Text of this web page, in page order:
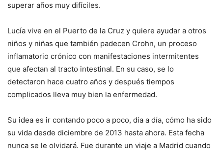
superar años muy difíciles.
Lucía vive en el Puerto de la Cruz y quiere ayudar a otros
niños y niñas que también padecen Crohn, un proceso
inflamatorio crónico con manifestaciones intermitentes
que afectan al tracto intestinal. En su caso, se lo
detectaron hace cuatro años y después tiempos
complicados lleva muy bien la enfermedad.
Su idea es ir contando poco a poco, día a día, cómo ha sido
su vida desde diciembre de 2013 hasta ahora. Esta fecha
nunca se le olvidará. Fue durante un viaje a Madrid cuando